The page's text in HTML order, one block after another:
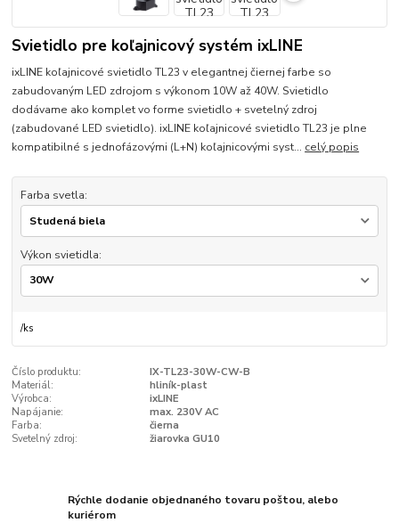
Svietidlo pre koľajnicový systém ixLINE
ixLINE koľajnicové svietidlo TL23 v elegantnej čiernej farbe so
zabudovaným LED zdrojom s výkonom 10W až 40W. Svietidlo
dodávame ako komplet vo forme svietidlo + svetelný zdroj
(zabudované LED svietidlo). ixLINE koľajnicové svietidlo TL23 je plne
kompatibilné s jednofázovými (L+N) koľajnicovými syst... celý popis
Farba svetla:
Výkon svietidla:
/ks
Číslo produktu:
IX-TL23-30W-CW-B
Materiál:
hliník-plast
Výrobca:
ixLINE
Napájanie:
max. 230V AC
Farba:
čierna
Svetelný zdroj:
žiarovka GU10
Rýchle dodanie objednaného tovaru poštou, alebo
kuriérom